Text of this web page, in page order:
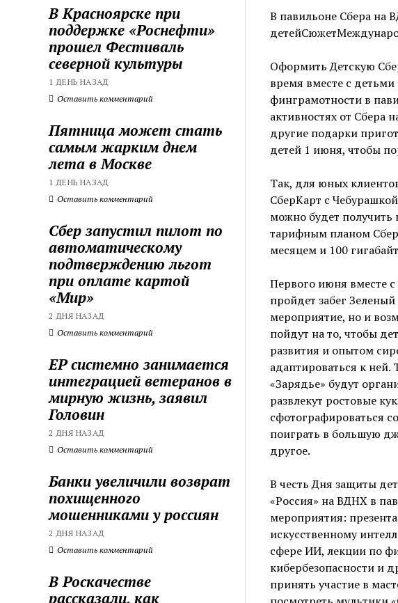
В Красноярске при
поддержке «Роснефти»
прошел Фестиваль
северной культуры
1 ДЕНЬ НАЗАД
Оставить комментарий
Пятница может стать
самым жарким днем
лета в Москве
1 ДЕНЬ НАЗАД
Оставить комментарий
Сбер запустил пилот по
автоматическому
подтверждению льгот
при оплате картой
«Мир»
2 ДНЯ НАЗАД
Оставить комментарий
ЕР системно занимается
интеграцией ветеранов в
мирную жизнь, заявил
Головин
2 ДНЯ НАЗАД
Оставить комментарий
Банки увеличили возврат
похищенного
мошенниками у россиян
2 ДНЯ НАЗАД
Оставить комментарий
В Роскачестве
рассказали, как
В павильоне Сбера на
Оформить Детскую
время вместе с
финграмотности в
активностях от Сбера
другие подарки
детей 1 июня, чтобы
Так, для юных
СберКарт с
можно будет
тарифным планом
месяцем и 100
Первого июня вместе
пройдет забег
мероприятие, но и
пойдут на то, чтобы
развития и опытом
адаптироваться к
«Зарядье» будут
развлекут ростовые
сфотографироваться
поиграть в большую
другое.
В честь Дня защиты
«Россия» на ВДНХ в
мероприятия:
искусственному
сфере ИИ, лекции по
кибербезопасности и
принять участие в